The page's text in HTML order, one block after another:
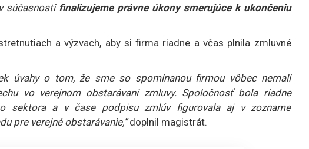
súčasnosti finalizujeme právne úkony smerujúce k ukončeniu
a výzvach, aby si firma riadne a včas plnila zmluvné
úvahy o tom, že sme so spomínanou firmou vôbec nemali
vo verejnom obstarávaní zmluvy. Spoločnosť bola riadne
sektora a v čase podpisu zmlúv figurovala aj v zozname
pre verejné obstarávanie,“doplnil magistrát.